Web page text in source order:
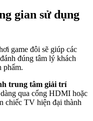
gian sử dụng
game đôi sẽ giúp các
đúng tâm lý khách
phẩm.
trung tâm giải trí
qua cổng HDMI hoặc
chiếc TV hiện đại thành